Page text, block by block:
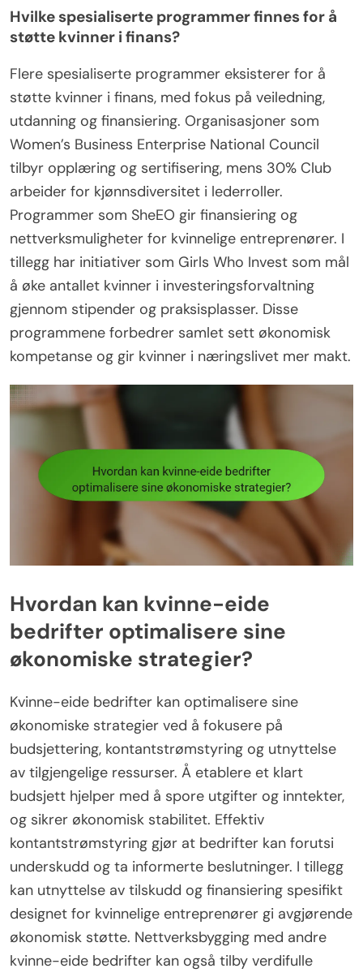
Hvilke spesialiserte programmer finnes for å
støtte kvinner i finans?
Flere spesialiserte programmer eksisterer for å
støtte kvinner i finans, med fokus på veiledning,
utdanning og finansiering. Organisasjoner som
Women’s Business Enterprise National Council
tilbyr opplæring og sertifisering, mens 30% Club
arbeider for kjønnsdiversitet i lederroller.
Programmer som SheEO gir finansiering og
nettverksmuligheter for kvinnelige entreprenører. I
tillegg har initiativer som Girls Who Invest som mål
å øke antallet kvinner i investeringsforvaltning
gjennom stipender og praksisplasser. Disse
programmene forbedrer samlet sett økonomisk
kompetanse og gir kvinner i næringslivet mer makt.
Hvordan kan kvinne-eide
bedrifter optimalisere sine
økonomiske strategier?
Kvinne-eide bedrifter kan optimalisere sine
økonomiske strategier ved å fokusere på
budsjettering, kontantstrømstyring og utnyttelse
av tilgjengelige ressurser. Å etablere et klart
budsjett hjelper med å spore utgifter og inntekter,
og sikrer økonomisk stabilitet. Effektiv
kontantstrømstyring gjør at bedrifter kan forutsi
underskudd og ta informerte beslutninger. I tillegg
kan utnyttelse av tilskudd og finansiering spesifikt
designet for kvinnelige entreprenører gi avgjørende
økonomisk støtte. Nettverksbygging med andre
kvinne-eide bedrifter kan også tilby verdifulle